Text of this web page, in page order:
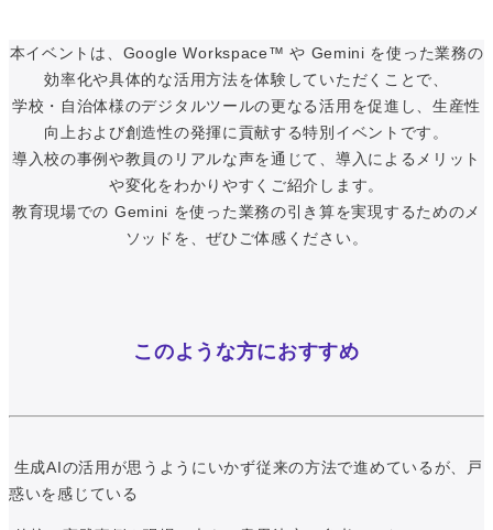
本イベントは、Google Workspace™ や Gemini を使った業務の
効率化や具体的な活用方法を体験していただくことで、
学校・自治体様のデジタルツールの更なる活用を促進し、生産性
向上および創造性の発揮に貢献する特別イベントです。
導入校の事例や教員のリアルな声を通じて、導入によるメリット
や変化をわかりやすくご紹介します。
教育現場での Gemini を使った業務の引き算を実現するためのメ
ソッドを、ぜひご体感ください。
このような方におすすめ
生成AIの活用が思うようにいかず従来の方法で進めているが、戸
惑いを感じている